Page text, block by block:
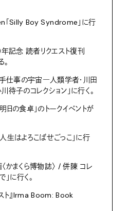
Silly Boy Syndrome」に行
記念 読者リクエスト復刊
手仕事の宇宙―人類学者・川田
待子のコレクション」に行く。
日の食卓」のトークイベントが
生はよろこばせごっこ」に行
かまくら博物誌〉 / 併陳 コレ
」に行く。
スト』Irma Boom: Book